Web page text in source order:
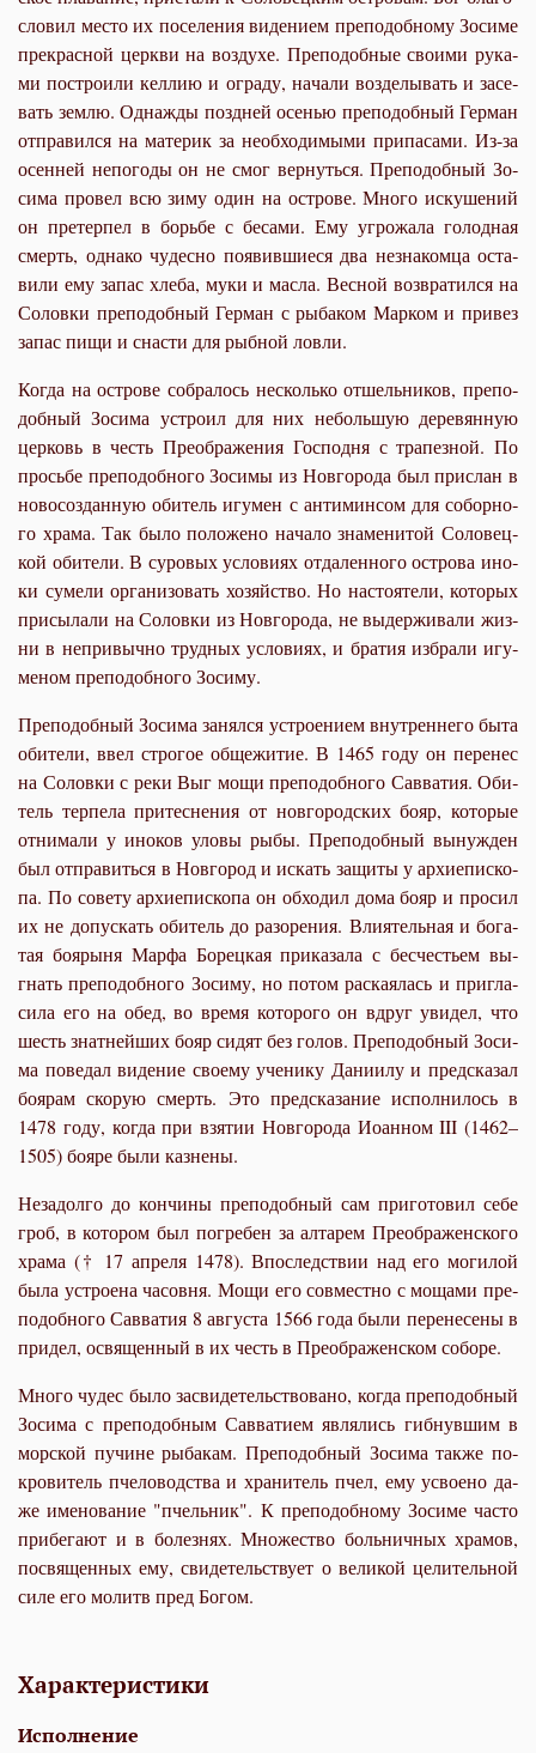
сло­вил ме­сто их по­се­ле­ния ви­де­ни­ем пре­по­доб­но­му Зо­си­ме
пре­крас­ной церк­ви на воз­ду­хе. Пре­по­доб­ные сво­и­ми ру­ка­
ми по­стро­и­ли ке­ллию и огра­ду, на­ча­ли воз­де­лы­вать и за­се­
вать зем­лю. Од­на­жды позд­ней осе­нью пре­по­доб­ный Гер­ман
от­пра­вил­ся на ма­те­рик за необ­хо­ди­мы­ми при­па­са­ми. Из-за
осен­ней непо­го­ды он не смог вер­нуть­ся. Пре­по­доб­ный Зо­
си­ма про­вел всю зи­му один на ост­ро­ве. Мно­го ис­ку­ше­ний
он пре­тер­пел в борь­бе с бе­са­ми. Ему угро­жа­ла го­лод­ная
смерть, од­на­ко чу­дес­но по­явив­ши­е­ся два незна­ком­ца оста­
ви­ли ему за­пас хле­ба, му­ки и мас­ла. Вес­ной воз­вра­тил­ся на
Со­лов­ки пре­по­доб­ный Гер­ман с ры­ба­ком Мар­ком и при­вез
за­пас пи­щи и сна­сти для рыб­ной лов­ли.
Ко­гда на ост­ро­ве со­бра­лось несколь­ко от­шель­ни­ков, пре­по­
доб­ный Зо­си­ма устро­ил для них неболь­шую де­ре­вян­ную
цер­ковь в честь Пре­об­ра­же­ния Гос­под­ня с тра­пез­ной. По
прось­бе пре­по­доб­но­го Зо­си­мы из Нов­го­ро­да был при­слан в
но­во­со­здан­ную оби­тель игу­мен с ан­ти­мин­сом для со­бор­но­
го хра­ма. Так бы­ло по­ло­же­но на­ча­ло зна­ме­ни­той Со­ло­вец­
кой оби­те­ли. В су­ро­вых усло­ви­ях от­да­лен­но­го ост­ро­ва ино­
ки су­ме­ли ор­га­ни­зо­вать хо­зяй­ство. Но на­сто­я­те­ли, ко­то­рых
при­сы­ла­ли на Со­лов­ки из Нов­го­ро­да, не вы­дер­жи­ва­ли жиз­
ни в непри­выч­но труд­ных усло­ви­ях, и бра­тия из­бра­ли игу­
ме­ном пре­по­доб­но­го Зо­си­му.
Пре­по­доб­ный Зо­си­ма за­нял­ся устро­е­ни­ем внут­рен­не­го бы­та
оби­те­ли, ввел стро­гое об­ще­жи­тие. В 1465 го­ду он пе­ре­нес
на Со­лов­ки с ре­ки Выг мо­щи пре­по­доб­но­го Сав­ва­тия. Оби­
тель тер­пе­ла при­тес­не­ния от нов­го­род­ских бо­яр, ко­то­рые
от­ни­ма­ли у ино­ков уло­вы ры­бы. Пре­по­доб­ный вы­нуж­ден
был от­пра­вить­ся в Нов­го­род и ис­кать за­щи­ты у ар­хи­епи­ско­
па. По со­ве­ту ар­хи­епи­ско­па он об­хо­дил до­ма бо­яр и про­сил
их не до­пус­кать оби­тель до ра­зо­ре­ния. Вли­я­тель­ная и бо­га­
тая бо­яры­ня Мар­фа Бо­рец­кая при­ка­за­ла с бес­че­стьем вы­
гнать пре­по­доб­но­го Зо­си­му, но по­том рас­ка­я­лась и при­гла­
си­ла его на обед, во вре­мя ко­то­ро­го он вдруг уви­дел, что
шесть знат­ней­ших бо­яр си­дят без го­лов. Пре­по­доб­ный Зо­си­
ма по­ве­дал ви­де­ние сво­е­му уче­ни­ку Да­ни­и­лу и пред­ска­зал
бо­ярам ско­рую смерть. Это пред­ска­за­ние ис­пол­ни­лось в
1478 го­ду, ко­гда при взя­тии Нов­го­ро­да Иоан­ном III (1462–
1505) бо­яре бы­ли каз­не­ны.
Неза­дол­го до кон­чи­ны пре­по­доб­ный сам при­го­то­вил се­бе
гроб, в ко­то­ром был по­гре­бен за ал­та­рем Пре­об­ра­жен­ско­го
хра­ма († 17 ап­ре­ля 1478). Впо­след­ствии над его мо­ги­лой
бы­ла устро­е­на ча­сов­ня. Мо­щи его сов­мест­но с мо­ща­ми пре­
по­доб­но­го Сав­ва­тия 8 ав­гу­ста 1566 го­да бы­ли пе­ре­не­се­ны в
при­дел, освя­щен­ный в их честь в Пре­об­ра­жен­ском со­бо­ре.
Мно­го чу­дес бы­ло за­сви­де­тель­ство­ва­но, ко­гда пре­по­доб­ный
Зо­си­ма с пре­по­доб­ным Сав­ва­ти­ем яв­ля­лись гиб­нув­шим в
мор­ской пу­чине ры­ба­кам. Пре­по­доб­ный Зо­си­ма так­же по­
кро­ви­тель пче­ло­вод­ства и хра­ни­тель пчел, ему усво­е­но да­
же име­но­ва­ние "пчель­ник". К пре­по­доб­но­му Зо­си­ме ча­сто
при­бе­га­ют и в бо­лез­нях. Мно­же­ство боль­нич­ных хра­мов,
по­свя­щен­ных ему, сви­де­тель­ству­ет о ве­ли­кой це­ли­тель­ной
си­ле его мо­литв пред Бо­гом.
Характеристики
Исполнение